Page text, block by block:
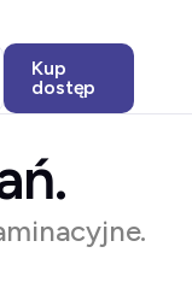
Kup
dostęp